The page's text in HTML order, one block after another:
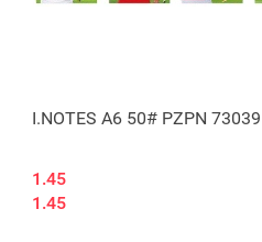
Produkt niedostępny
I.NOTES A6 50# PZPN 73039
1.45
1.45